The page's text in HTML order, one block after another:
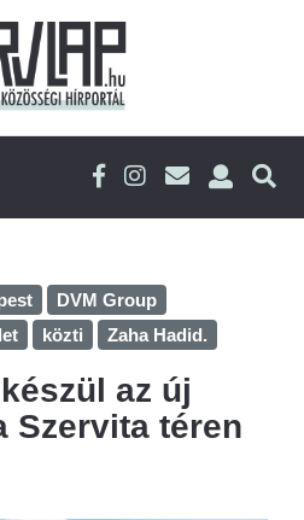
DVM Group
közti Zaha Hadid.
az új
Szervita téren